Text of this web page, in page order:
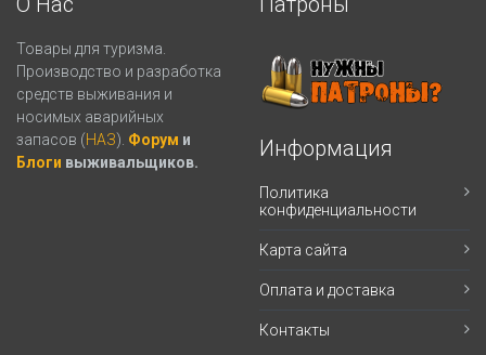
Товары для туризма.
Производство и разработка
средств выживания и
носимых аварийных
запасов (НАЗ). Форум и
Блоги выживальщиков.
Информация
Политика
конфиденциальности
Карта сайта
Оплата и доставка
Контакты